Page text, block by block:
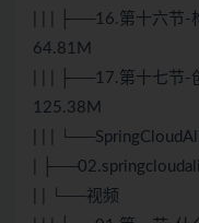
| | | ├──16.第十六节-
64.81M
| | | ├──17.第十七节-
125.38M
| | |
|
| | └──视频